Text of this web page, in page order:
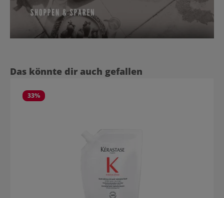
Produktgalerie überspringen
Das könnte dir auch gefallen
33%